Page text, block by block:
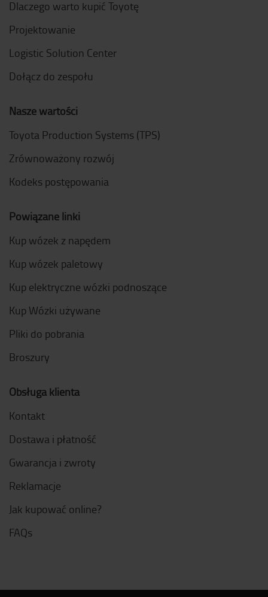
Dlaczego warto kupić Toyotę
Projektowanie
Logistic Solution Center
Dołącz do zespołu
Nasze wartości
Toyota Production Systems (TPS)
Zrównoważony rozwój
Kodeks postępowania
Powiązane linki
Kup wózek z napędem
Kup wózek paletowy
Kup elektryczne wózki podnoszące
Kup Wózki używane
Pliki do pobrania
Broszury
Obsługa klienta
Kontakt
Dostawa i płatność
Gwarancja i zwroty
Reklamacje
Jak kupować online?
FAQs